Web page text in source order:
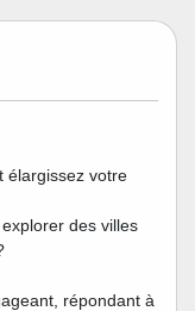
élargissez votre
des villes
répondant à